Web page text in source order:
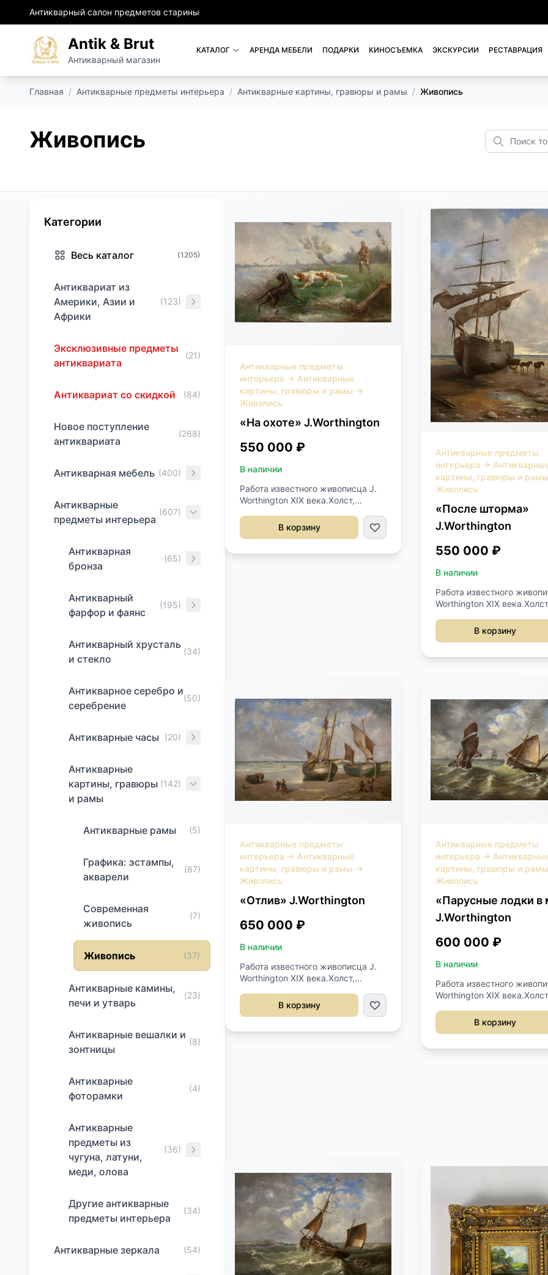
Антикварный салон предметов старины
Antik & Brut
Антикварный магазин
КАТАЛОГ АРЕНДА МЕБЕЛИ ПОДАРКИ КИНОСЪЕМКА ЭКСКУРСИИ РЕСТАВРАЦИЯ
Главная / Антикварные предметы интерьера / Антикварные картины, гравюры и рамы / Живопись
Живопись
Категории
Весь каталог (1205)
Антиквариат из
Америки, Азии и
Африки
(123)
Эксклюзивные предметы
антиквариата
(21)
Антиквариат со скидкой (84)
Новое поступление
антиквариата
(268)
Антикварная мебель (400)
Антикварные
предметы интерьера
(607)
Антикварная
бронза
(65)
Антикварный
фарфор и фаянс
(195)
Антикварный хрусталь
и стекло
(34)
Антикварное серебро и
серебрение
(50)
Антикварные часы (20)
Антикварные
картины, гравюры
и рамы
(142)
Антикварные рамы (5)
Графика: эстампы,
акварели
(87)
Современная
живопись
(7)
Живопись (37)
Антикварные камины,
печи и утварь
(23)
Антикварные вешалки и
зонтницы
(8)
Антикварные
фоторамки
(4)
Антикварные
предметы из
чугуна, латуни,
меди, олова
(36)
Другие антикварные
предметы интерьера
(34)
Антикварные зеркала (54)
Антикварные предметы
интерьера → Антикварные
картины, гравюры и рамы →
Живопись
«На охоте» J.Worthington
550 000 ₽
В наличии
Работа известного живописца J.
Worthington XIX века.Холст,
реставрация картины.Подпись
правый нижний угол.Размер
В корзину
Антикварные предметы
интерьера →
картины, гравюры и рамы
Живопись
«После шторма»
J.Worthington
550 000 ₽
В наличии
Работа известного
Worthington XIX
реставрация
левый нижний
В корзину
Антикварные предметы
интерьера → Антикварные
картины, гравюры и рамы →
Живопись
«Отлив» J.Worthington
650 000 ₽
В наличии
Работа известного живописца J.
Worthington XIX века.Холст,
реставрация картины.Подпись
левый нижний угол.Размер 92х62
В корзину
Антикварные предметы
интерьера →
картины, гравюры и рамы
Живопись
«Парусные лодки в
J.Worthington
600 000 ₽
В наличии
Работа известного
Worthington XIX
реставрация
правый нижний
В корзину